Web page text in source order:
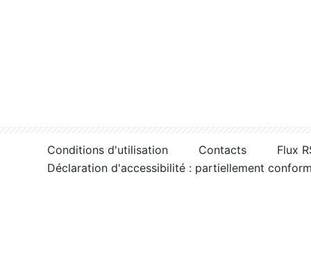
Conditions d'utilisation Contacts
Flux
Déclaration d'accessibilité : partiellement